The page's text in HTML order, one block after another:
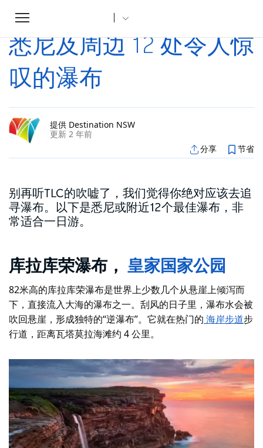
Toggle
navigation
家
悉尼及周边 12 处令人惊
叹的瀑布
提供 Destination NSW
更新 2 年前
分享 节省
别再听TLC的吹嘘了，我们觉得你绝对应该去追
寻瀑布。以下是悉尼或附近12个最佳瀑布，非
常适合一日游。
库拉库荣瀑布， 皇家国家公园
82米高的库拉库荣瀑布是世界上少数几个从悬崖上倾泻而
下，直接流入大海的瀑布之一。刮风的日子里，瀑布水会被
吹回悬崖，形成独特的“逆瀑布”。它就在热门的 海岸步道步
行道，距离瓦塔莫拉海滩约 4 公里。